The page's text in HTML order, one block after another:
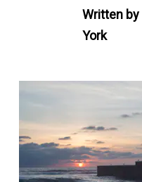
Written by
York